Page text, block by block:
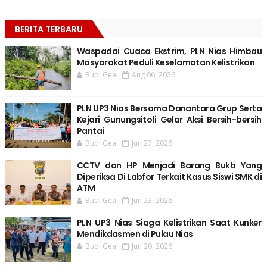
BERITA TERBARU
Waspadai Cuaca Ekstrim, PLN Nias Himbau
Masyarakat Peduli Keselamatan Kelistrikan
Budi Gea Aug 06, 2026
PLN UP3 Nias Bersama Danantara Grup Serta
Kejari Gunungsitoli Gelar Aksi Bersih-bersih
Pantai
Budi Gea Jun 27, 2026
CCTV dan HP Menjadi Barang Bukti Yang
Diperiksa Di Labfor Terkait Kasus Siswi SMK di
ATM
Budi Gea Jun 23, 2026
PLN UP3 Nias Siaga Kelistrikan Saat Kunker
Mendikdasmen di Pulau Nias
Budi Gea Jun 20, 2026